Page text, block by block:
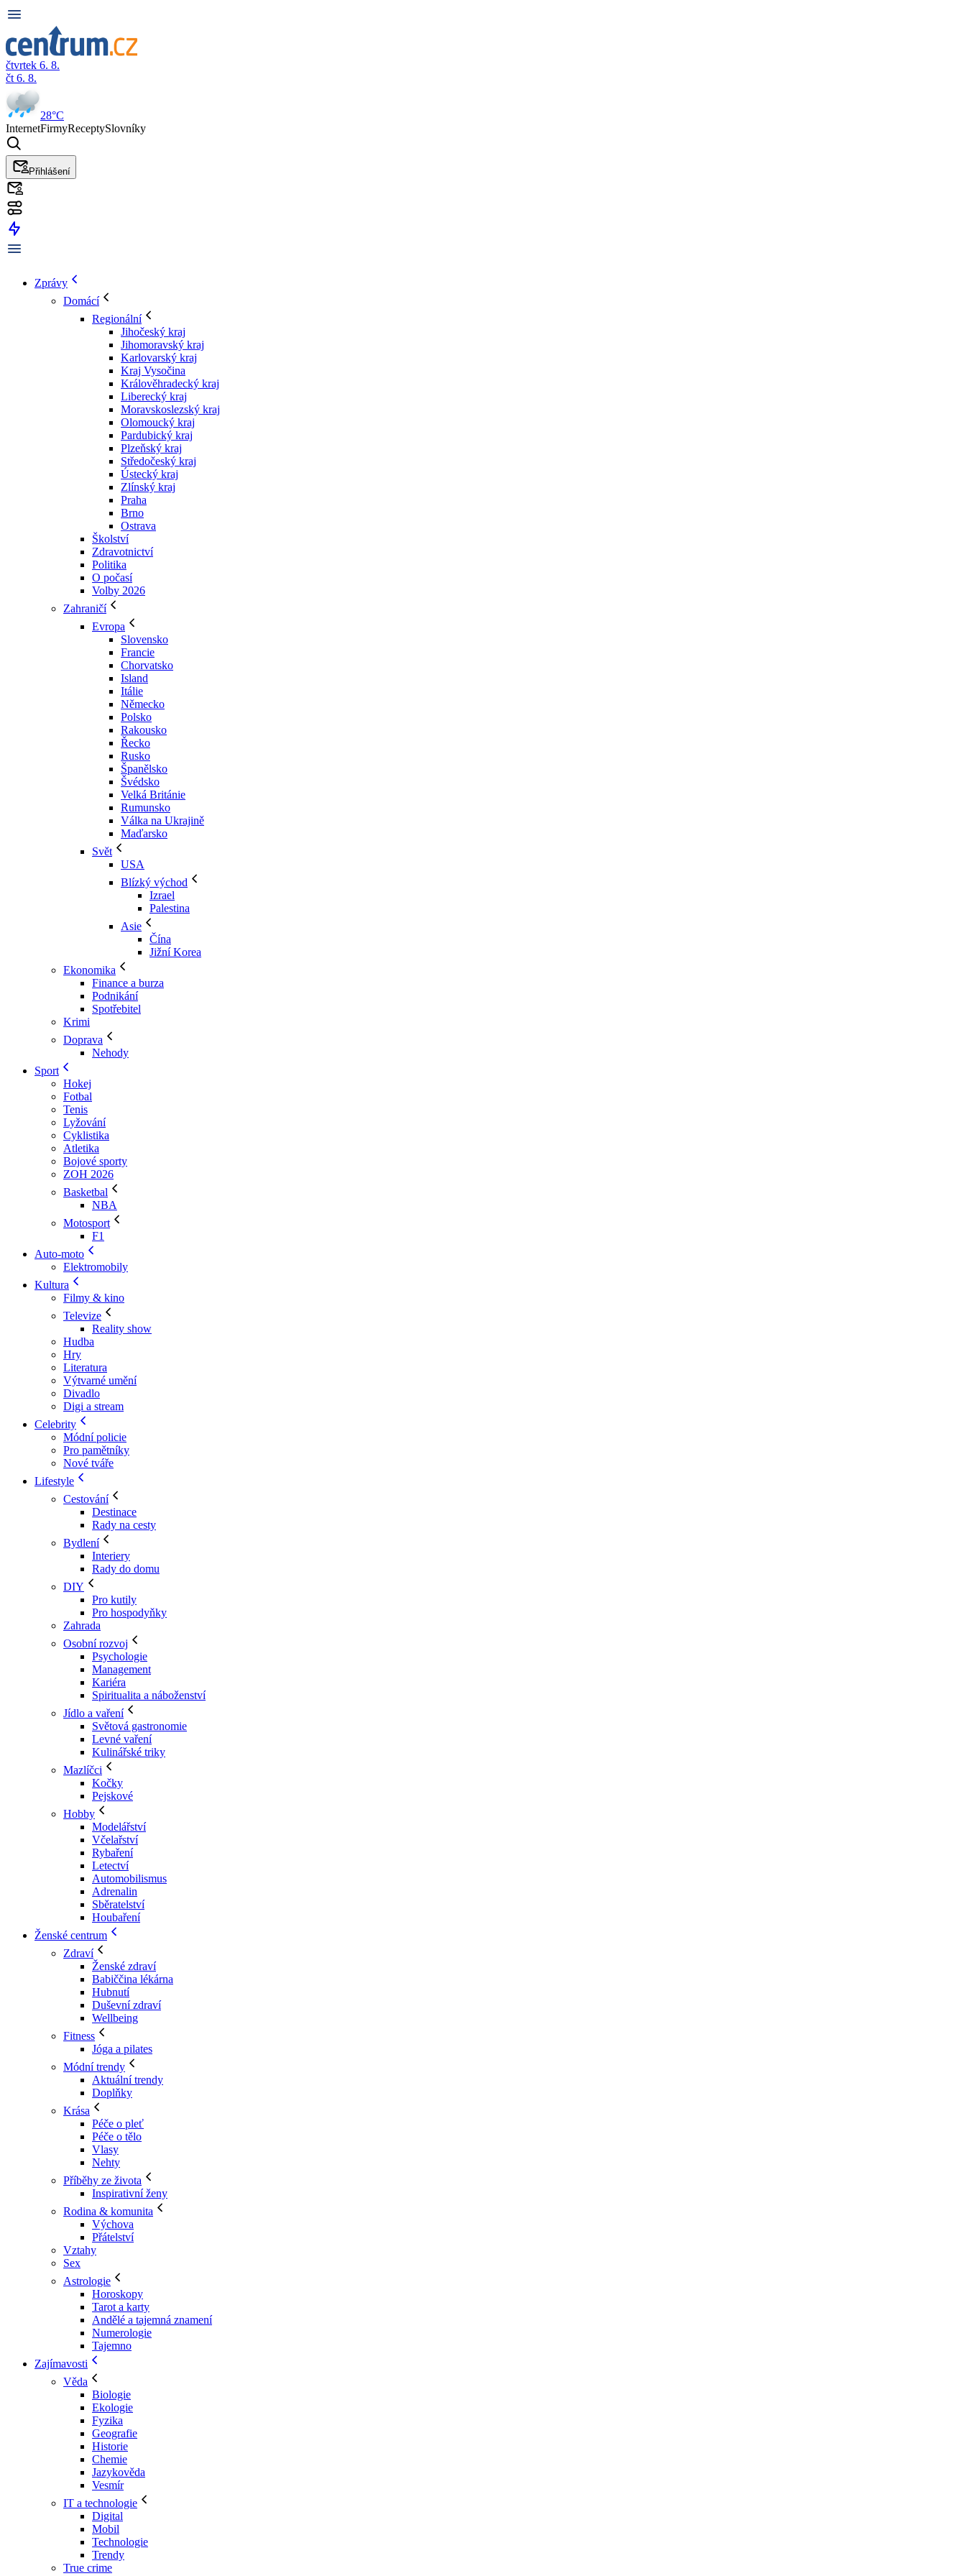
čtvrtek 6. 8.
čt 6. 8.
28°C
InternetFirmyReceptySlovníky
Přihlášení
Zprávy
Domácí
Regionální
Jihočeský kraj
Jihomoravský kraj
Karlovarský kraj
Kraj Vysočina
Králověhradecký kraj
Liberecký kraj
Moravskoslezský kraj
Olomoucký kraj
Pardubický kraj
Plzeňský kraj
Středočeský kraj
Ústecký kraj
Zlínský kraj
Praha
Brno
Ostrava
Školství
Zdravotnictví
Politika
O počasí
Volby 2026
Zahraničí
Evropa
Slovensko
Francie
Chorvatsko
Island
Itálie
Německo
Polsko
Rakousko
Řecko
Rusko
Španělsko
Švédsko
Velká Británie
Rumunsko
Válka na Ukrajině
Maďarsko
Svět
USA
Blízký východ
Izrael
Palestina
Asie
Čína
Jižní Korea
Ekonomika
Finance a burza
Podnikání
Spotřebitel
Krimi
Doprava
Nehody
Sport
Hokej
Fotbal
Tenis
Lyžování
Cyklistika
Atletika
Bojové sporty
ZOH 2026
Basketbal
NBA
Motosport
F1
Auto-moto
Elektromobily
Kultura
Filmy & kino
Televize
Reality show
Hudba
Hry
Literatura
Výtvarné umění
Divadlo
Digi a stream
Celebrity
Módní policie
Pro pamětníky
Nové tváře
Lifestyle
Cestování
Destinace
Rady na cesty
Bydlení
Interiery
Rady do domu
DIY
Pro kutily
Pro hospodyňky
Zahrada
Osobní rozvoj
Psychologie
Management
Kariéra
Spiritualita a náboženství
Jídlo a vaření
Světová gastronomie
Levné vaření
Kulinářské triky
Mazlíčci
Kočky
Pejskové
Hobby
Modelářství
Včelařství
Rybaření
Letectví
Automobilismus
Adrenalin
Sběratelství
Houbaření
Ženské centrum
Zdraví
Ženské zdraví
Babiččina lékárna
Hubnutí
Duševní zdraví
Wellbeing
Fitness
Jóga a pilates
Módní trendy
Aktuální trendy
Doplňky
Krása
Péče o pleť
Péče o tělo
Vlasy
Nehty
Příběhy ze života
Inspirativní ženy
Rodina & komunita
Výchova
Přátelství
Vztahy
Sex
Astrologie
Horoskopy
Tarot a karty
Andělé a tajemná znamení
Numerologie
Tajemno
Zajímavosti
Věda
Biologie
Ekologie
Fyzika
Geografie
Historie
Chemie
Jazykověda
Vesmír
IT a technologie
Digital
Mobil
Technologie
Trendy
True crime